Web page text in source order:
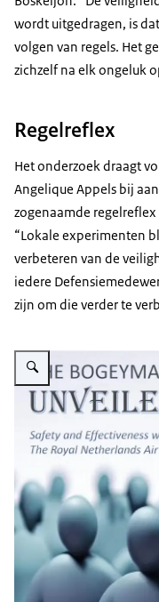
wordt uitgedragen, is
volgen van regels. Het
zichzelf na elk ongeluk
Regelreflex
Het onderzoek draagt
Angelique Appels bij
zogenaamde
“Lokale experimenten
verbeteren van de
iedere
zijn om die verder te
Vergroot afbeelding